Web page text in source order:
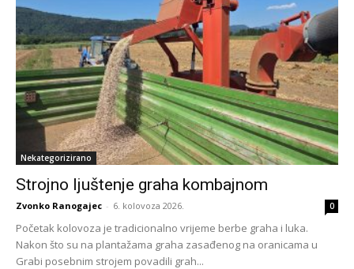
Nekategorizirano
Strojno ljuštenje graha kombajnom
Zvonko Ranogajec - 6. kolovoza 2026. 0
Početak kolovoza je tradicionalno vrijeme berbe graha i luka.
Nakon što su na plantažama graha zasađenog na oranicama u
Grabi posebnim strojem povadili grah...